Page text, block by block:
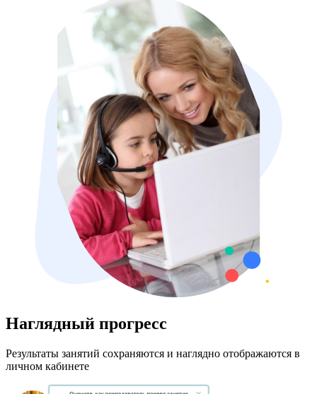
Наглядный прогресс
Результаты занятий сохраняются и наглядно отображаются в
личном кабинете